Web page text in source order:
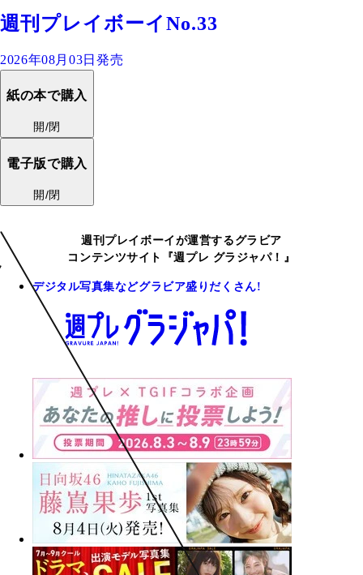
週刊プレイボーイNo.33
2026年08月03日発売
紙の本で購入
開/閉
電子版で購入
開/閉
週刊プレイボーイが運営するグラビア
コンテンツサイト『週プレ グラジャパ！』
デジタル写真集などグラビア盛りだくさん!